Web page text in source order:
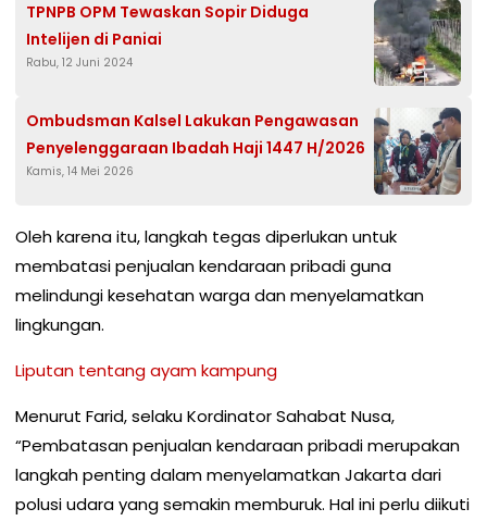
TPNPB OPM Tewaskan Sopir Diduga
Intelijen di Paniai
Rabu, 12 Juni 2024
Ombudsman Kalsel Lakukan Pengawasan
Penyelenggaraan Ibadah Haji 1447 H/2026
Kamis, 14 Mei 2026
Oleh karena itu, langkah tegas diperlukan untuk
membatasi penjualan kendaraan pribadi guna
melindungi kesehatan warga dan menyelamatkan
lingkungan.
Liputan tentang ayam kampung
Menurut Farid, selaku Kordinator Sahabat Nusa,
“Pembatasan penjualan kendaraan pribadi merupakan
langkah penting dalam menyelamatkan Jakarta dari
polusi udara yang semakin memburuk. Hal ini perlu diikuti